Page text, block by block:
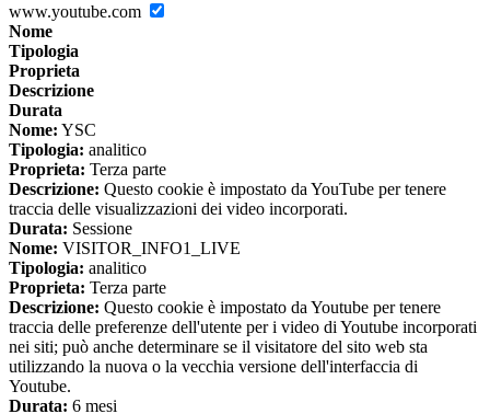
www.youtube.com
Nome
Tipologia
Proprieta
Descrizione
Durata
Nome: YSC
Tipologia: analitico
Proprieta: Terza parte
Descrizione: Questo cookie è impostato da YouTube per tenere
traccia delle visualizzazioni dei video incorporati.
Durata: Sessione
Nome: VISITOR_INFO1_LIVE
Tipologia: analitico
Proprieta: Terza parte
Descrizione: Questo cookie è impostato da Youtube per tenere
traccia delle preferenze dell'utente per i video di Youtube incorporati
nei siti; può anche determinare se il visitatore del sito web sta
utilizzando la nuova o la vecchia versione dell'interfaccia di
Youtube.
Durata: 6 mesi